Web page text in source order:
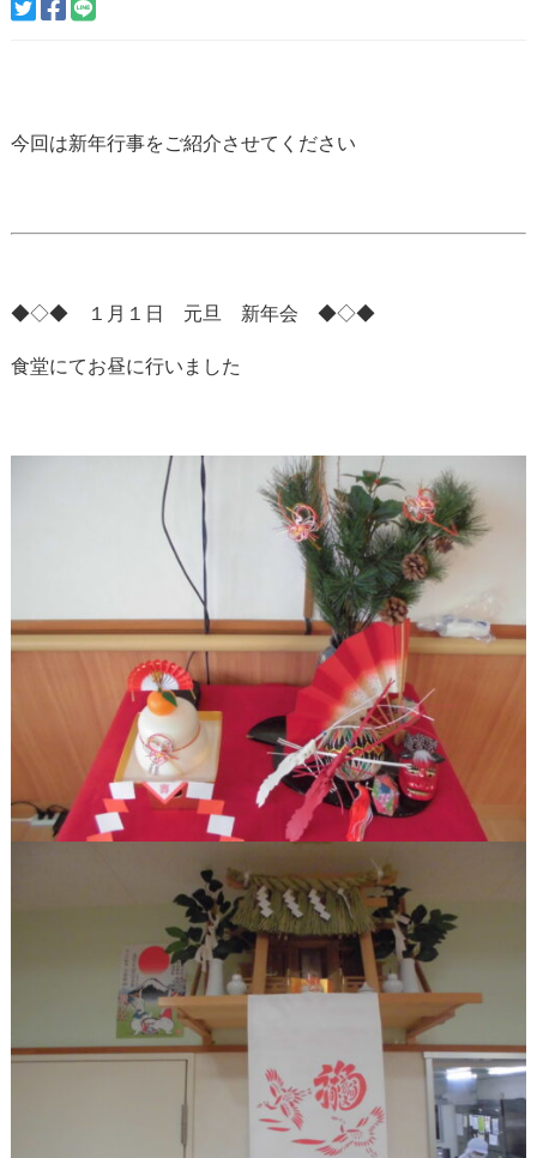
今回は新年行事をご紹介させてください
◆◇◆ １月１日 元旦 新年会 ◆◇◆
食堂にてお昼に行いました